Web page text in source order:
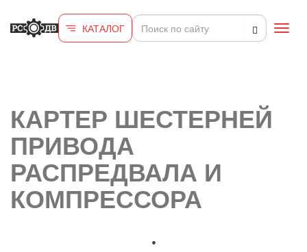
КАТАЛОГ
КАРТЕР ШЕСТЕРНЕЙ
ПРИВОДА
РАСПРЕДВАЛА И
КОМПРЕССОРА